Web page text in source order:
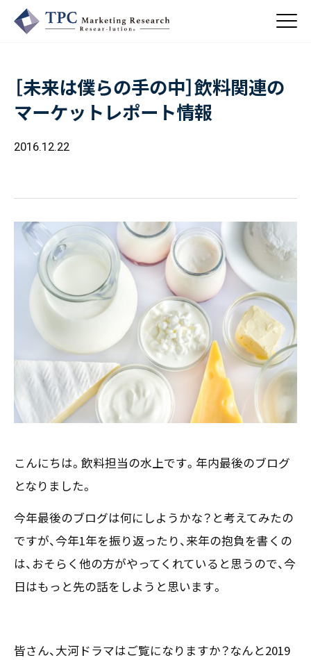
大阪市西区新町2-4-2 なにわ筋SIAビル［
Map］
［ 24時間受付中 ］
06-6538-5358
［ 9:00-17:00 土日祝除く ］
About Us ／ TPCについて
会社概要・沿革
Business
- 市場調査
- 競合調査
- アンケート調査
- クイックリサーチ
自主企画調査
お客様の声
Online Shop
Beauty & Cosmetics
Health & Food
Pharmaceuticals & Medical
Chemical & Life Sciences
Topics ／ トピックス
ALL
お知らせ
新刊情報
掲載情報
Newsletter
インタビュー
セミナー情報
Recruit ／ 採用情報
採用TOP
- 求める人物像
- 人事育成システム
- 先輩社員の声
- エントリー一覧
- TPCでの働き方
Contents ／ 事業紹介
お問い合わせ
情報セキュリティ基本方針
コンプライアンス規程
［未来は僕らの手の中］飲料関連の
マーケットレポート情報
2016.12.22
こんにちは。飲料担当の水上です。年内最後のブログ
となりました。
今年最後のブログは何にしようかな？と考えてみたの
ですが、今年1年を振り返ったり、来年の抱負を書くの
は、おそらく他の方がやってくれていると思うので、今
日はもっと先の話をしようと思います。
皆さん、大河ドラマはご覧になりますか？なんと2019